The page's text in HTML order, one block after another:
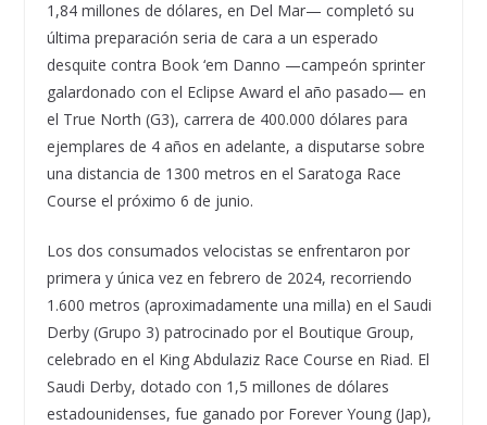
1,84 millones de dólares, en Del Mar— completó su
última preparación seria de cara a un esperado
desquite contra Book ‘em Danno —campeón sprinter
galardonado con el Eclipse Award el año pasado— en
el True North (G3), carrera de 400.000 dólares para
ejemplares de 4 años en adelante, a disputarse sobre
una distancia de 1300 metros en el Saratoga Race
Course el próximo 6 de junio.
Los dos consumados velocistas se enfrentaron por
primera y única vez en febrero de 2024, recorriendo
1.600 metros (aproximadamente una milla) en el Saudi
Derby (Grupo 3) patrocinado por el Boutique Group,
celebrado en el King Abdulaziz Race Course en Riad. El
Saudi Derby, dotado con 1,5 millones de dólares
estadounidenses, fue ganado por Forever Young (Jap),